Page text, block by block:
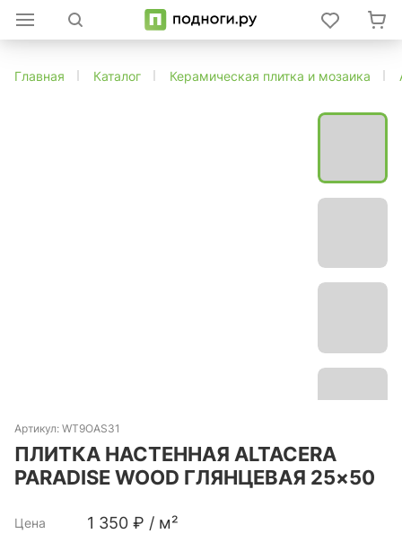
Главная Каталог Керамическая плитка и мозаика
Артикул: WT9OAS31
ПЛИТКА НАСТЕННАЯ ALTACERA
PARADISE WOOD ГЛЯНЦЕВАЯ 25×50
Цена 1 350 ₽ / м²